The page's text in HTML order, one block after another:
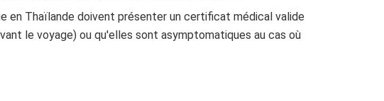
en Thaïlande doivent présenter un certificat médical valide
le voyage) ou qu'elles sont asymptomatiques au cas où